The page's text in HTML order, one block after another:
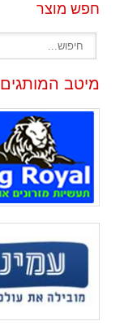
חפש מוצר
מיטב המותגים